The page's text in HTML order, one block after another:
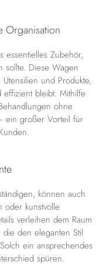
Organisation
essentielles Zubehör,
sollte. Diese Wagen
und Produkte,
bleibt. Mithilfe
ohne
ein großer Vorteil für
können auch
oder kunstvolle
verleihen dem Raum
den eleganten Stil
ein ansprechendes
spüren.